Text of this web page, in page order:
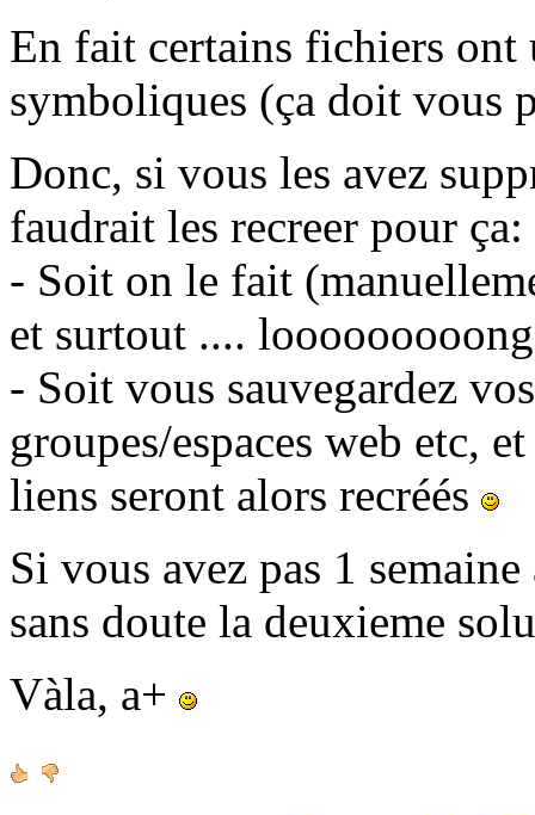
En fait certains fichiers ont
symboliques (ça doit
Donc, si vous les avez
faudrait les recreer pour ça:
- Soit on le fait
et surtout ....
- Soit vous sauvegardez
groupes/espaces web etc,
liens seront alors recréés
Si vous avez pas 1
sans doute la deuxieme
Vàla, a+